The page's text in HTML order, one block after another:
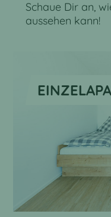
Schaue Dir an,
aussehen kann!